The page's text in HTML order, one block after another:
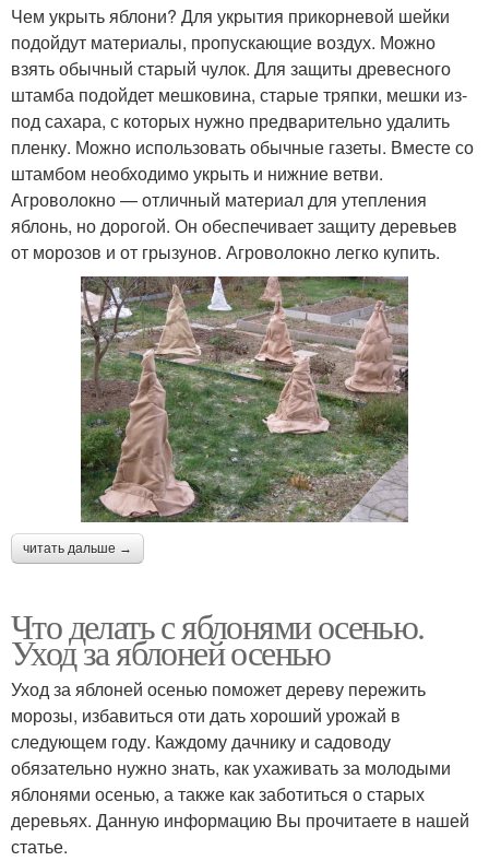
Чем укрыть яблони? Для укрытия прикорневой шейки
подойдут материалы, пропускающие воздух. Можно
взять обычный старый чулок. Для защиты древесного
штамба подойдет мешковина, старые тряпки, мешки из-
под сахара, с которых нужно предварительно удалить
пленку. Можно использовать обычные газеты. Вместе со
штамбом необходимо укрыть и нижние ветви.
Агроволокно — отличный материал для утепления
яблонь, но дорогой. Он обеспечивает защиту деревьев
от морозов и от грызунов. Агроволокно легко купить.
читать дальше →
Что делать с яблонями осенью.
Уход за яблоней осенью
Уход за яблоней осенью поможет дереву пережить
морозы, избавиться оти дать хороший урожай в
следующем году. Каждому дачнику и садоводу
обязательно нужно знать, как ухаживать за молодыми
яблонями осенью, а также как заботиться о старых
деревьях. Данную информацию Вы прочитаете в нашей
статье.